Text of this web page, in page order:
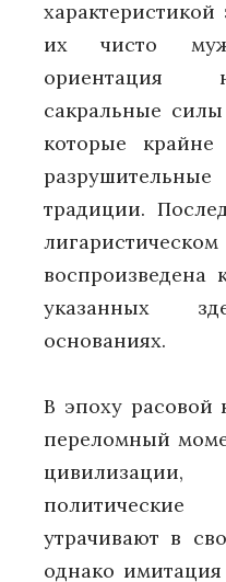
их чисто
ориентация
сакральные
которые
традиции.
воспроизведена
указанных
основаниях.
В эпоху расовой
переломный
утрачивают в
однако